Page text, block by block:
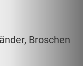
Broschen